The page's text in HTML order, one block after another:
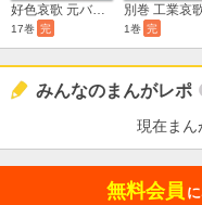
好色哀歌 元バレーボーイズ
17巻 完 1巻 完
みんなのまんがレポ
現在まん
無料会員